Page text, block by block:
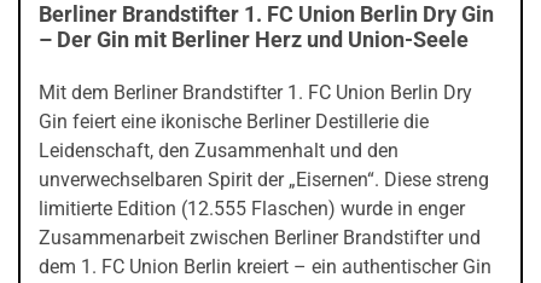
Berliner Brandstifter 1. FC Union Berlin Dry Gin
– Der Gin mit Berliner Herz und Union-Seele
Mit dem Berliner Brandstifter 1. FC Union Berlin Dry
Gin feiert eine ikonische Berliner Destillerie die
Leidenschaft, den Zusammenhalt und den
unverwechselbaren Spirit der „Eisernen“. Diese streng
limitierte Edition (12.555 Flaschen) wurde in enger
Zusammenarbeit zwischen Berliner Brandstifter und
dem 1. FC Union Berlin kreiert – ein authentischer Gin